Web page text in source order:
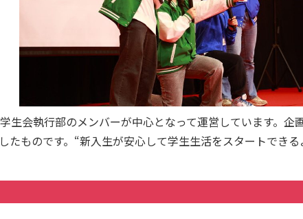
会執行部のメンバーが中心となって運営しています。企
ものです。“新入生が安心して学生生活をスタートできる